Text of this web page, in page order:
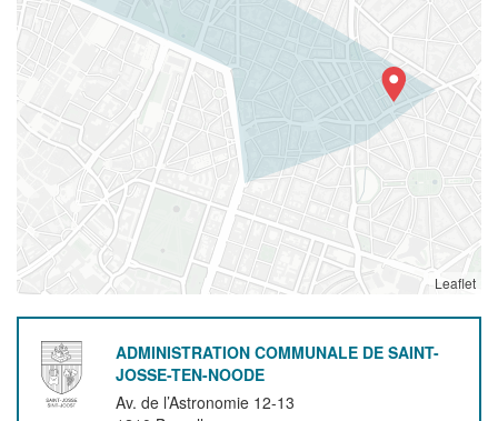
Leaflet
ADMINISTRATION COMMUNALE DE SAINT-
JOSSE-TEN-NOODE
Av. de l’Astronomie 12-13